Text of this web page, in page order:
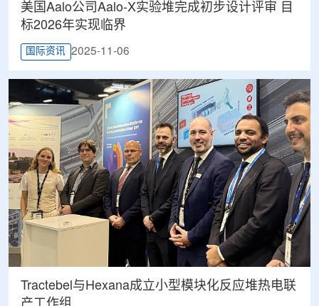
美国Aalo公司Aalo-X实验堆完成初步设计评审 目
标2026年实现临界
国际资讯 2025-11-06
Tractebel与Hexana成立小型模块化反应堆热电联